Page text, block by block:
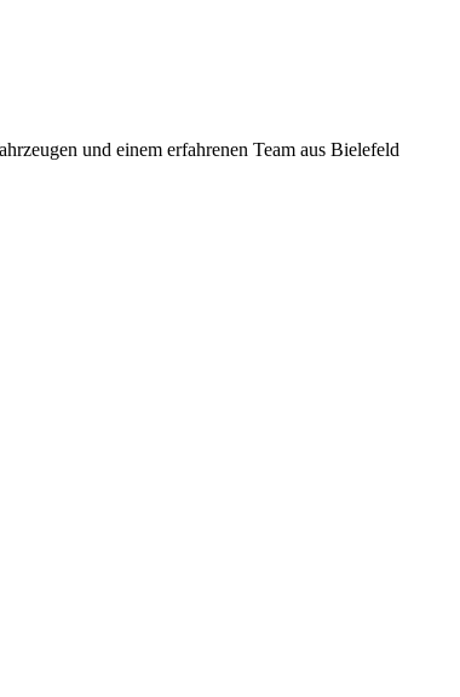
und einem erfahrenen Team aus Bielefeld